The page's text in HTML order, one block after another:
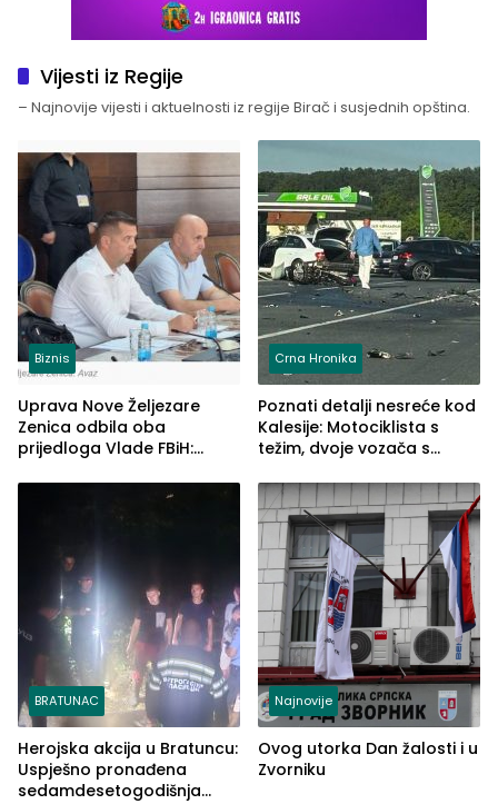
Vijesti iz Regije
– Najnovije vijesti i aktuelnosti iz regije Birač i susjednih opština.
Biznis
Uprava Nove Željezare
Zenica odbila oba
prijedloga Vlade FBiH:
rješenje
Crna Hronika
Poznati detalji nesreće kod
Kalesije: Motociklista s
težim, dvoje vozača s
BRATUNAC
Herojska akcija u Bratuncu:
Uspješno pronađena
sedamdesetogodišnja
Najnovije
Ovog utorka Dan žalosti i u
Zvorniku